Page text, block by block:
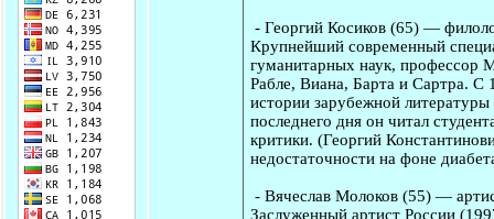
- Георгий Косиков (65) —
Крупнейший современный
гуманитарных наук, профессор
Рабле, Виана, Барта и Сартра. С
истории зарубежной
последнего дня он читал
критики. (Георгий
недостаточности на фоне
- Вячеслав Молоков (55) —
Заслуженный артист России